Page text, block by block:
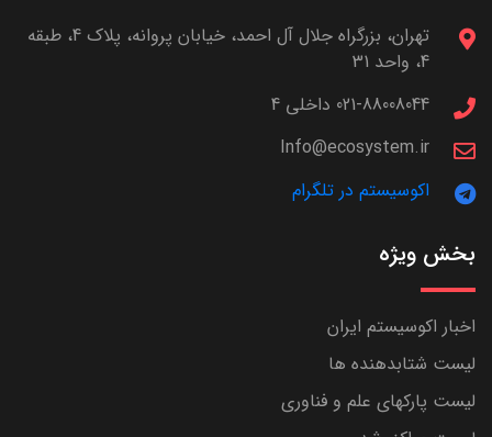
تهران، بزرگراه جلال آل احمد، خیابان پروانه، پلاک 4، طبقه
4، واحد 31
021-88008044 داخلی 4
Info@ecosystem.ir
اکوسیستم در تلگرام
بخش ویژه
اخبار اکوسیستم ایران
لیست شتابدهنده ها
لیست پارکهای علم و فناوری